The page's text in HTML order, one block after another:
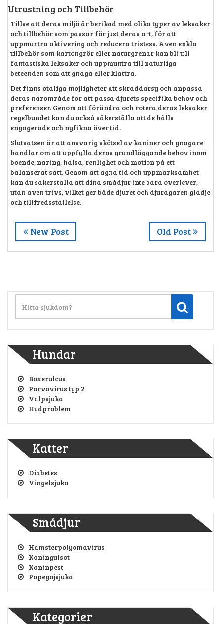
Utrustning och Tillbehör
Tillse att deras miljö är berikad med olika typer av leksaker
och tillbehör som passar för just deras art, för att
uppmuntra aktivering och reducera tristess. Även enkla
tillbehör som kartongrör eller naturgrenar kan bli till
fantastiska leksaker och uppmuntra till naturliga
beteenden som att gnaga eller klättra.
Det finns otaliga möjligheter att skräddarsy och anpassa
deras närområde för att passa djurets specifika behov och
preferenser. Genom att förändra och rotera deras leksaker
regelbundet kan du också säkerställa att de hålls
engagerade och nyfikna över tid.
Slutsatsen är att ansvarig skötsel av kaniner och gnagare
handlar om att uppfylla deras grundläggande behov inom
boende, näring, hälsa, renlighet och motion på ett
balanserat sätt. Genom att ägna tid och uppmärksamhet
kan du säkerställa att dina smådjur inte bara överlever,
utan även trivs, vilket ger både djuret och djurägaren glädje
och tillfredsställelse.
New Post Old Post
Hundar
Boxerulcus
Parvovirus typ 2
Valpsjuka
Hudproblem
Katter
Diabetes
Vingelsjuka
Smådjur
Hamsterpolyomavirus
Kaningulsot
Kaninpest
Papegojsjuka
Kategorier